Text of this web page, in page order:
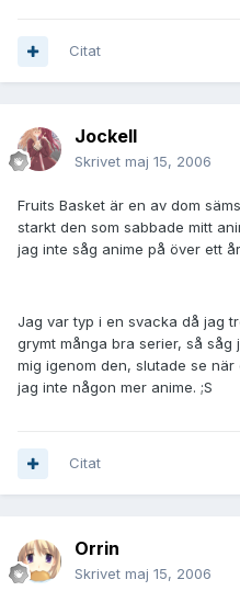
Citat
JockeII
Skrivet maj 15, 2006
Fruits Basket är en av dom
starkt den som sabbade mitt
jag inte såg anime på över ett
Jag var typ i en svacka då jag
grymt många bra serier, så såg
mig igenom den, slutade se
jag inte någon mer anime. ;S
Citat
Orrin
Skrivet maj 15, 2006